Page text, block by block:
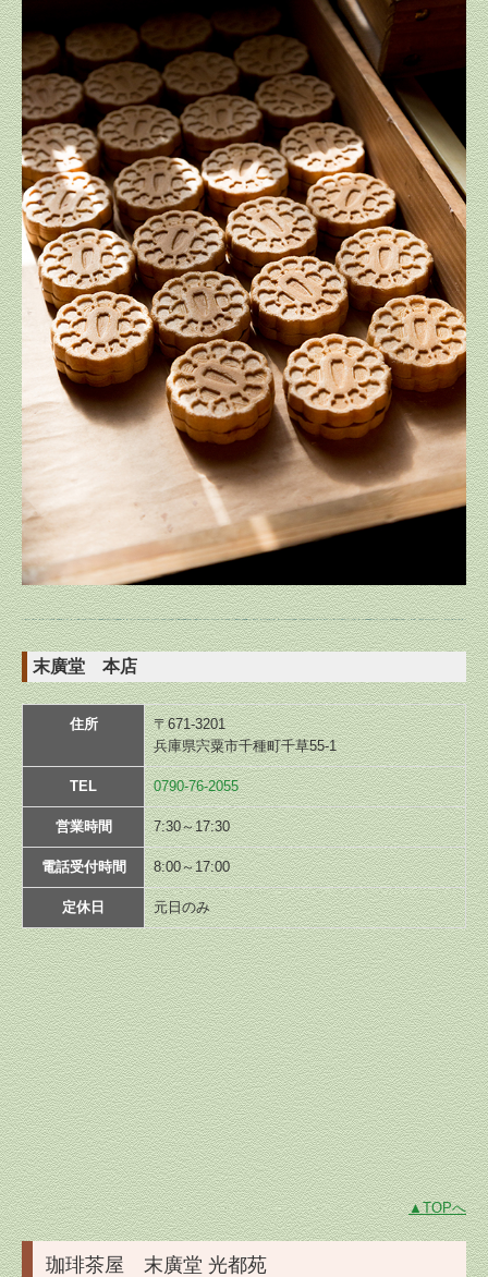
末廣堂 本店
住所
〒671-3201
兵庫県宍粟市千種町千草55-1
TEL 0790-76-2055
営業時間 7:30～17:30
電話受付時間 8:00～17:00
定休日 元日のみ
▲TOPへ
珈琲茶屋 末廣堂 光都苑